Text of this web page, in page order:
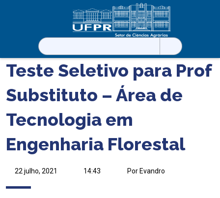
Pesquisar
por:
Teste Seletivo para Prof
Substituto – Área de
Tecnologia em
Engenharia Florestal
22 julho, 2021 14:43 Por Evandro